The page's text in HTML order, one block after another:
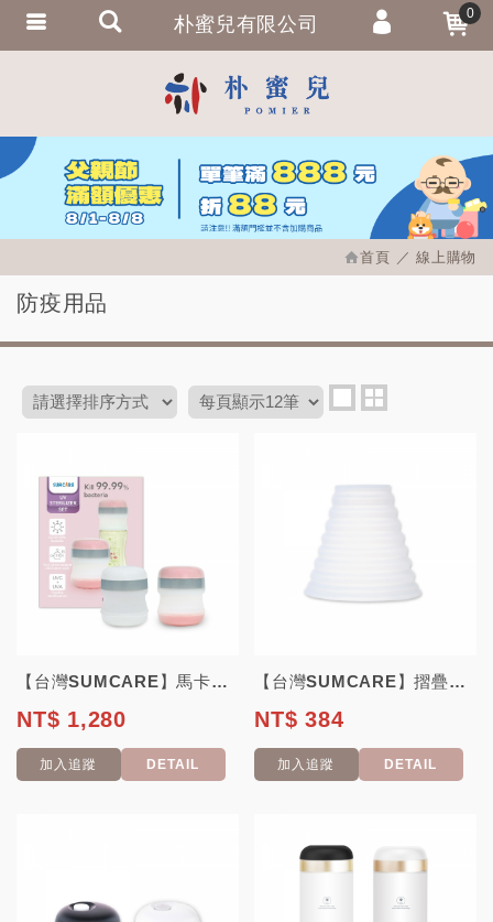
首頁 線上購物
防疫用品
【台灣SUMCARE】馬卡龍UV奶瓶滅菌器
NT$ 1,280
加入追蹤 DETAIL
【台灣SUMCARE】摺疊滅菌罩
NT$ 384
加入追蹤 DETAIL
朴蜜兒有限公司 0
會員登入
會員註冊
忘記密碼
訂單查詢
繁體中文